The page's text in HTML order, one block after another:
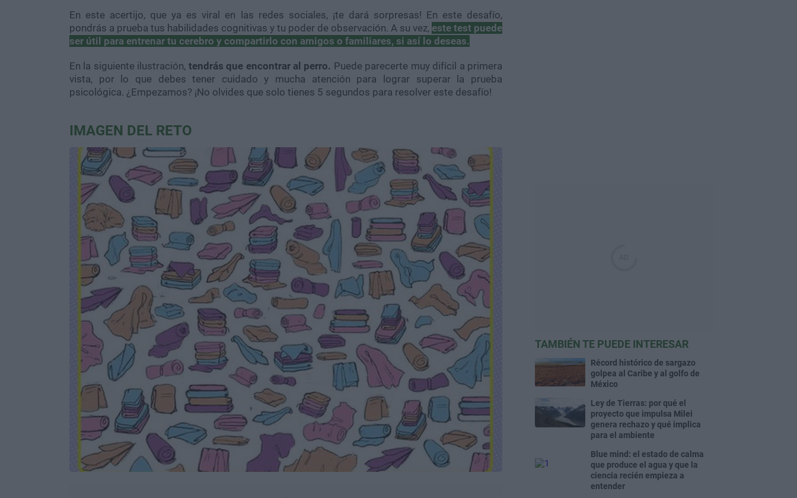
En este acertijo, que ya es viral en las redes sociales, ¡te dará sorpresas! En este desafío,
pondrás a prueba tus habilidades cognitivas y tu poder de observación. A su vez, este test puede
ser útil para entrenar tu cerebro y compartirlo con amigos o familiares, si así lo deseas.
En la siguiente ilustración, tendrás que encontrar al perro. Puede parecerte muy difícil a primera
vista, por lo que debes tener cuidado y mucha atención para lograr superar la prueba
psicológica. ¿Empezamos? ¡No olvides que solo tienes 5 segundos para resolver este desafío!
IMAGEN DEL RETO
TAMBIÉN TE PUEDE INTERESAR
Récord histórico de sargazo
golpea al Caribe y al golfo de
México
Ley de Tierras: por qué el
proyecto que impulsa Milei
genera rechazo y qué implica
para el ambiente
Blue mind: el estado de calma
que produce el agua y que la
ciencia recién empieza a
entender